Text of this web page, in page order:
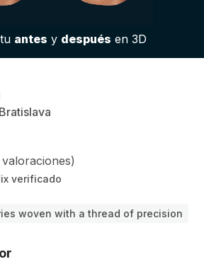
negocio
antes y después en 3D
verificado
woven with a thread of precision